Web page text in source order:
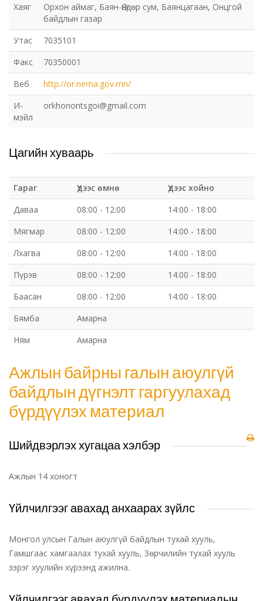
Хаяг
Орхон аймаг, Баян-Өндөр сум, Баянцагаан, Онцгой
байдлын газар
Утас
7035101
Факс
70350001
Веб
http://or.nema.gov.mn/
И-
мэйл
orkhonontsgoi@gmail.com
Цагийн хуваарь
Гараг Үдээс өмнө
Үдээс хойно
Даваа
08:00 - 12:00
14:00 - 18:00
Мягмар
08:00 - 12:00
14:00 - 18:00
Лхагва
08:00 - 12:00
14:00 - 18:00
Пүрэв
08:00 - 12:00
14:00 - 18:00
Баасан
08:00 - 12:00
14:00 - 18:00
Бямба
Амарна
Ням
Амарна
Ажлын байрны галын аюулгүй
байдлын дүгнэлт гаргуулахад
бүрдүүлэх материал
Шийдвэрлэх хугацаа хэлбэр
Ажлын 14 хоногт
Үйлчилгээг авахад анхаарах зүйлс
Монгол улсын Галын аюулгүй байдлын тухай хууль,
Гамшгаас хамгаалах тухай хууль, Зөрчилийн тухай хууль
зэрэг хуулийн хүрээнд ажилна.